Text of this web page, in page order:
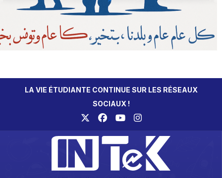
LA VIE ÉTUDIANTE CONTINUE SUR LES RÉSEAUX
SOCIAUX !